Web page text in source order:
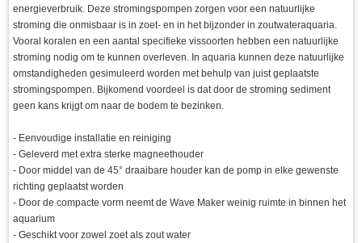
energieverbruik. Deze stromingspompen zorgen voor een natuurlijke
stroming die onmisbaar is in zoet- en in het bijzonder in zoutwateraquaria.
Vooral koralen en een aantal specifieke vissoorten hebben een natuurlijke
stroming nodig om te kunnen overleven. In aquaria kunnen deze natuurlijke
omstandigheden gesimuleerd worden met behulp van juist geplaatste
stromingspompen. Bijkomend voordeel is dat door de stroming sediment
geen kans krijgt om naar de bodem te bezinken.
- Eenvoudige installatie en reiniging
- Geleverd met extra sterke magneethouder
- Door middel van de 45° draaibare houder kan de pomp in elke gewenste
richting geplaatst worden
- Door de compacte vorm neemt de Wave Maker weinig ruimte in binnen het
aquarium
- Geschikt voor zowel zoet als zout water